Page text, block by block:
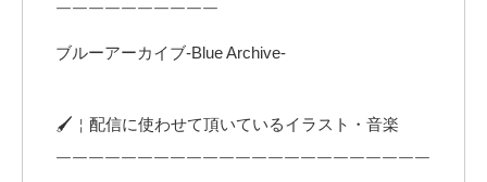
￣￣￣￣￣￣￣￣￣￣
ブルーアーカイブ-Blue Archive-
🖌️￤配信に使わせて頂いているイラスト・音楽
￣￣￣￣￣￣￣￣￣￣￣￣￣￣￣￣￣￣￣￣￣￣￣